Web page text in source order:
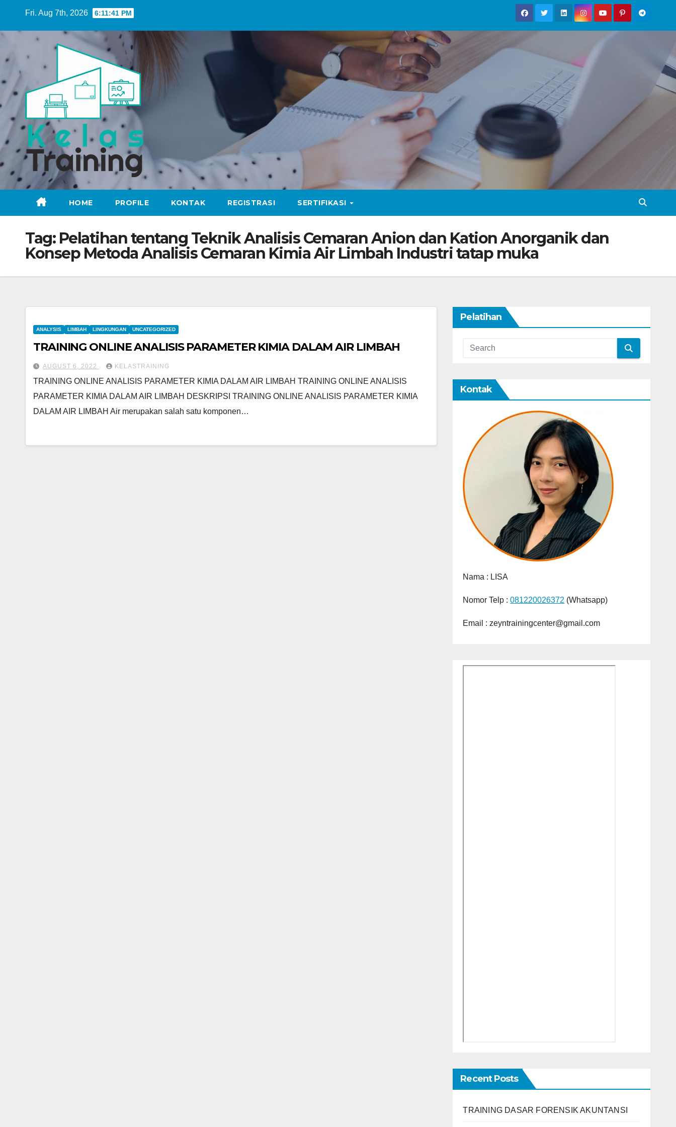
content
Fri. Aug 7th, 2026 6:11:42 PM
HOME PROFILE KONTAK REGISTRASI SERTIFIKASI
Tag: Pelatihan tentang Teknik Analisis Cemaran Anion dan Kation Anorganik dan
Konsep Metoda Analisis Cemaran Kimia Air Limbah Industri tatap muka
ANALYSIS LIMBAH LINGKUNGAN UNCATEGORIZED
TRAINING ONLINE ANALISIS PARAMETER KIMIA DALAM AIR LIMBAH
AUGUST 6, 2022 KELASTRAINING
TRAINING ONLINE ANALISIS PARAMETER KIMIA DALAM AIR LIMBAH TRAINING ONLINE ANALISIS
PARAMETER KIMIA DALAM AIR LIMBAH DESKRIPSI TRAINING ONLINE ANALISIS PARAMETER KIMIA
DALAM AIR LIMBAH Air merupakan salah satu komponen…
Pelatihan
Kontak
Nama : LISA
Nomor Telp :081220026372 (Whatsapp)
Email : zeyntrainingcenter@gmail.com
Recent Posts
TRAINING DASAR FORENSIK AKUNTANSI